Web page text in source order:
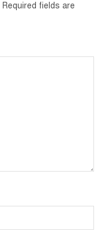
Required fields are